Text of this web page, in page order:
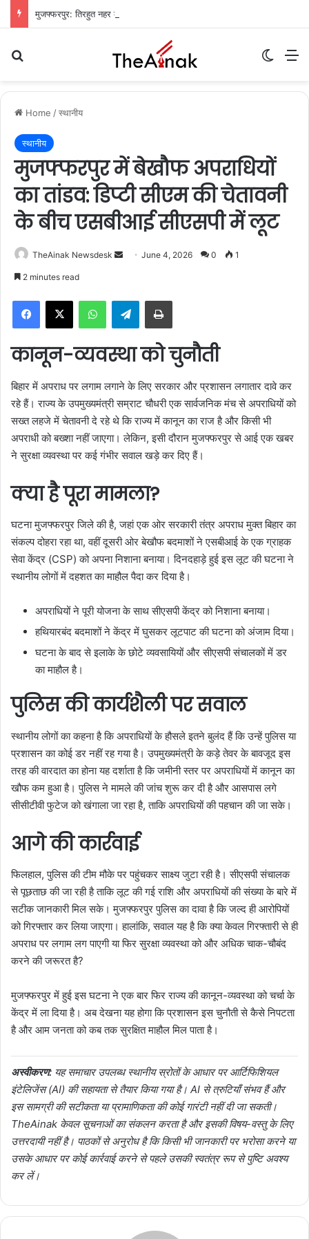
Home /स्थानीय
स्थानीय
मुजफ्फरपुर में बेखौफ अपराधियों
का तांडव: डिप्टी सीएम की चेतावनी
के बीच एसबीआई सीएसपी में लूट
TheAinak Newsdesk
a
e
a
i
l
June 4, 2026 0 1
2 minutes read
Telegram
कानून-व्यवस्था को चुनौती
बिहार में अपराध पर लगाम लगाने के लिए सरकार और प्रशासन लगातार दावे कर
रहे हैं। राज्य के उपमुख्यमंत्री सम्राट चौधरी एक सार्वजनिक मंच से अपराधियों को
सख्त लहजे में चेतावनी दे रहे थे कि राज्य में कानून का राज है और किसी भी
अपराधी को बख्शा नहीं जाएगा। लेकिन, इसी दौरान मुजफ्फरपुर से आई एक खबर
ने सुरक्षा व्यवस्था पर कई गंभीर सवाल खड़े कर दिए हैं।
क्या है पूरा मामला?
घटना मुजफ्फरपुर जिले की है, जहां एक ओर सरकारी तंत्र अपराध मुक्त बिहार का
संकल्प दोहरा रहा था, वहीं दूसरी ओर बेखौफ बदमाशों ने एसबीआई के एक ग्राहक
सेवा केंद्र (CSP) को अपना निशाना बनाया। दिनदहाड़े हुई इस लूट की घटना ने
स्थानीय लोगों में दहशत का माहौल पैदा कर दिया है।
अपराधियों ने पूरी योजना के साथ सीएसपी केंद्र को निशाना बनाया।
हथियारबंद बदमाशों ने केंद्र में घुसकर लूटपाट की घटना को अंजाम दिया।
घटना के बाद से इलाके के छोटे व्यवसायियों और सीएसपी संचालकों में डर
का माहौल है।
पुलिस की कार्यशैली पर सवाल
स्थानीय लोगों का कहना है कि अपराधियों के हौसले इतने बुलंद हैं कि उन्हें पुलिस या
प्रशासन का कोई डर नहीं रह गया है। उपमुख्यमंत्री के कड़े तेवर के बावजूद इस
तरह की वारदात का होना यह दर्शाता है कि जमीनी स्तर पर अपराधियों में कानून का
खौफ कम हुआ है। पुलिस ने मामले की जांच शुरू कर दी है और आसपास लगे
सीसीटीवी फुटेज को खंगाला जा रहा है, ताकि अपराधियों की पहचान की जा सके।
आगे की कार्रवाई
फिलहाल, पुलिस की टीम मौके पर पहुंचकर साक्ष्य जुटा रही है। सीएसपी संचालक
से पूछताछ की जा रही है ताकि लूट की गई राशि और अपराधियों की संख्या के बारे में
सटीक जानकारी मिल सके। मुजफ्फरपुर पुलिस का दावा है कि जल्द ही आरोपियों
को गिरफ्तार कर लिया जाएगा। हालांकि, सवाल यह है कि क्या केवल गिरफ्तारी से ही
अपराध पर लगाम लग पाएगी या फिर सुरक्षा व्यवस्था को और अधिक चाक-चौबंद
करने की जरूरत है?
मुजफ्फरपुर में हुई इस घटना ने एक बार फिर राज्य की कानून-व्यवस्था को चर्चा के
केंद्र में ला दिया है। अब देखना यह होगा कि प्रशासन इस चुनौती से कैसे निपटता
है और आम जनता को कब तक सुरक्षित माहौल मिल पाता है।
अस्वीकरण: यह समाचार उपलब्ध स्थानीय स्रोतों के आधार पर आर्टिफिशियल
इंटेलिजेंस (AI) की सहायता से तैयार किया गया है। AI से त्रुटियाँ संभव हैं और
इस सामग्री की सटीकता या प्रामाणिकता की कोई गारंटी नहीं दी जा सकती।
TheAinak केवल सूचनाओं का संकलन करता है और इसकी विषय-वस्तु के लिए
उत्तरदायी नहीं है। पाठकों से अनुरोध है कि किसी भी जानकारी पर भरोसा करने या
उसके आधार पर कोई कार्रवाई करने से पहले उसकी स्वतंत्र रूप से पुष्टि अवश्य
कर लें।